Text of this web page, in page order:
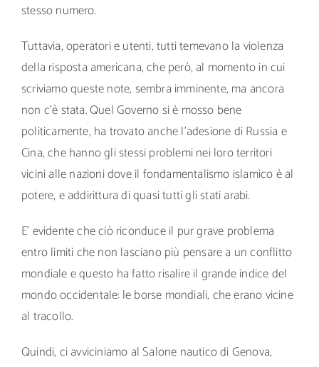
stesso numero.
Tuttavia, operatori e utenti, tutti temevano la violenza
della risposta americana, che però, al momento in cui
scriviamo queste note, sembra imminente, ma ancora
non c’è stata. Quel Governo si è mosso bene
politicamente, ha trovato anche l’adesione di Russia e
Cina, che hanno gli stessi problemi nei loro territori
vicini alle nazioni dove il fondamentalismo islamico è al
potere, e addirittura di quasi tutti gli stati arabi.
E’ evidente che ciò riconduce il pur grave problema
entro limiti che non lasciano più pensare a un conflitto
mondiale e questo ha fatto risalire il grande indice del
mondo occidentale: le borse mondiali, che erano vicine
al tracollo.
Quindi, ci avviciniamo al Salone nautico di Genova,